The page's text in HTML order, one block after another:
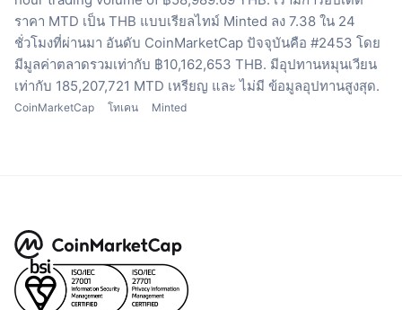
ราคา MTD เป็น THB แบบเรียลไทม์ Minted ลง 7.38 ใน 24
ชั่วโมงที่ผ่านมา อันดับ CoinMarketCap ปัจจุบันคือ #2453 โดย
มีมูลค่าตลาดรวมเท่ากับ ฿10,162,653 THB. มีอุปทานหมุนเวียน
เท่ากับ 185,207,721 MTD เหรียญ และ ไม่มี ข้อมูลอุปทานสูงสุด.
CoinMarketCap โทเคน Minted